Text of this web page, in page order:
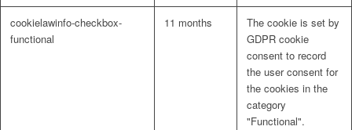
cookielawinfo-checkbox-
functional
11 months
The cookie is set by
GDPR cookie
consent to record
the user consent for
the cookies in the
category
"Functional".